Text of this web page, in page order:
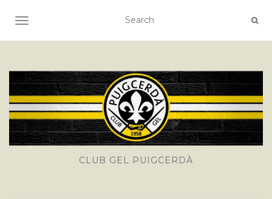
TOGGLE NAVIGATION
CLUB GEL PUIGCERDÀ